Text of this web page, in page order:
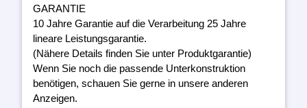
GARANTIE
10 Jahre Garantie auf die Verarbeitung 25 Jahre
lineare Leistungsgarantie.
(Nähere Details finden Sie unter Produktgarantie)
Wenn Sie noch die passende Unterkonstruktion
benötigen, schauen Sie gerne in unsere anderen
Anzeigen.